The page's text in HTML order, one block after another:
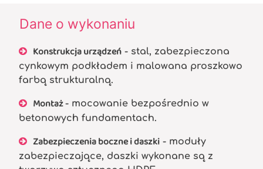
Dane o wykonaniu
Konstrukcja urządzeń - stal, zabezpieczona
cynkowym podkładem i malowana proszkowo
farbą strukturalną.
Montaż- mocowanie bezpośrednio w
betonowych fundamentach.
Zabezpieczenia boczne i daszki - moduły
zabezpieczające, daszki wykonane są z